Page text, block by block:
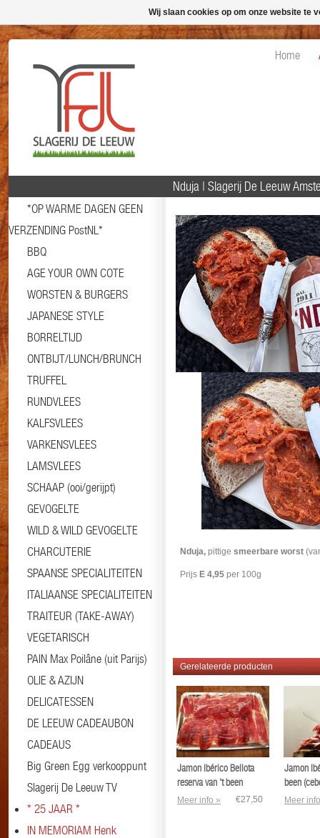
Home
*OP WARME DAGEN GEEN
VERZENDING PostNL*
BBQ
AGE YOUR OWN COTE
WORSTEN & BURGERS
JAPANESE STYLE
BORRELTIJD
ONTBIJT/LUNCH/BRUNCH
TRUFFEL
RUNDVLEES
KALFSVLEES
VARKENSVLEES
LAMSVLEES
SCHAAP (ooi/gerijpt)
GEVOGELTE
WILD & WILD GEVOGELTE
CHARCUTERIE
SPAANSE SPECIALITEITEN
ITALIAANSE SPECIALITEITEN
TRAITEUR (TAKE-AWAY)
VEGETARISCH
PAIN Max Poilâne (uit Parijs)
OLIE & AZIJN
DELICATESSEN
DE LEEUW CADEAUBON
CADEAUS
Big Green Egg verkooppunt
Slagerij De Leeuw TV
* 25 JAAR *
IN MEMORIAM Henk
Nduja | Slagerij De Leeuw
Informatie Specificaties
Nduja, pittige smeerbare worst
Prijs E 4,95 per 100g
Gerelateerde producten
Jamon Ibérico Bellota
reserva van 't been
'Admiracion' - Blázquez
Meer info » €27,50
Jamon
been
Meer
Wij slaan cookies op om onze website te